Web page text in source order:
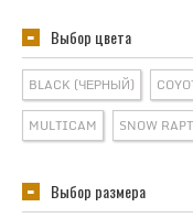
Выбор цвета
BLACK (ЧЕРНЫЙ)
MULTICAM SNOW
Выбор размера